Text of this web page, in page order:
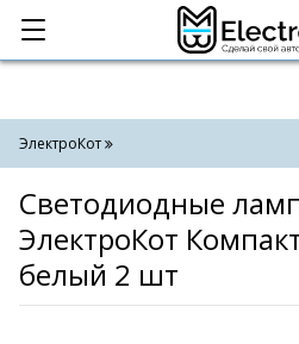
Категории Поиск
ЭлектроКот
Светодиодные
ЭлектроКот
белый 2 шт